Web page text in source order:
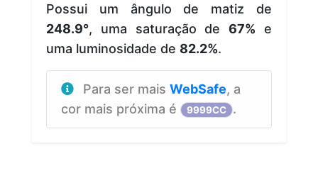
Possui um ângulo de matiz de
248.9°, uma saturação de67% e
uma luminosidade de 82.2%.
Para ser mais WebSafe, a
cor mais próxima é
9999CC .